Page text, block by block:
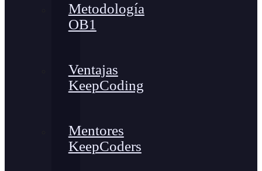
Metodología
OB1
Ventajas
KeepCoding
Mentores
KeepCoders